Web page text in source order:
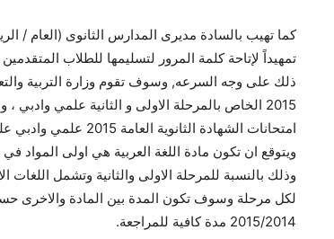
كما تهيب بالسادة مديرى المدارس الثانوى (العام /
تمهيداً لإتاحة كلمة المرور لتسليمها للطلاب
ذلك على وجه السرعه, وسوف تقوم وزارة التربية
2015 الخاص بالمرحلة الاولى و الثانية علمي
امتحانات الشهادة الثانوية العامة 2015 علمي وادبي على الطلاب واولياء الامور لمعرفة ارائهم به ..
وذلك بالنسبة للمرحلة الاولى والثانية وتشمل اللغات
لكل مرحلة وسوف تكون المدة بين المادة والاخرى
2015/2014 مدة كافية للمراجعة.